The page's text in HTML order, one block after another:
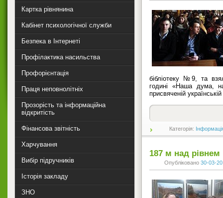
бібліотеку №9, та
годині «Наша дума,
присвяченій
Категорія:
187 м над
Опубліковано 30-03-
Картка рівнянина
Кабінет психологічної служби
Безпека в Інтернеті
Профілактика насильства
Профорієнтація
Праця неповнолітніх
Прозорість та інформаційна
відкритість
Фінансова звітність
Харчування
Вибір підручників
Історія закладу
ЗНО